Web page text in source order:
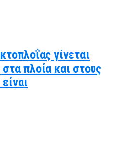
γίνεται
πλοία και στους